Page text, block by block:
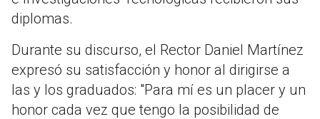
diplomas.
Durante su discurso, el Rector Daniel Martínez
expresó su satisfacción y honor al dirigirse a
las y los graduados: "Para mí es un placer y un
honor cada vez que tengo la posibilidad de